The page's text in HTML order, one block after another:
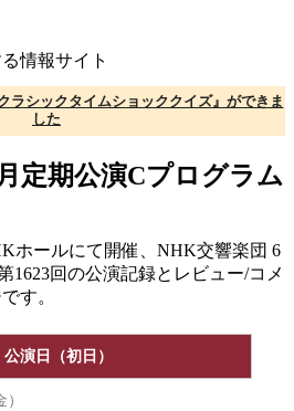
情報サイト
ラシックタイムショッククイズ』ができま
した
定期公演Cプログラム
ホールにて開催、NHK交響楽団 6
1623回の公演記録とレビュー/コメ
す。
公演日（初日）